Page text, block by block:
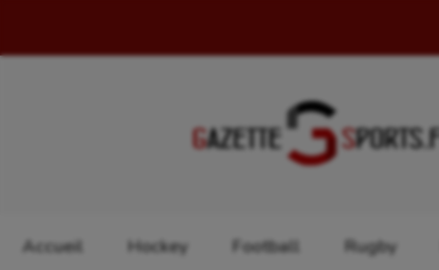
Accueil Hockey Football Rugby